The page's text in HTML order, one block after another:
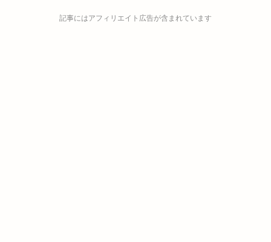
記事にはアフィリエイト広告が含まれています